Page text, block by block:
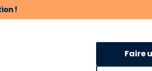
!
Faire